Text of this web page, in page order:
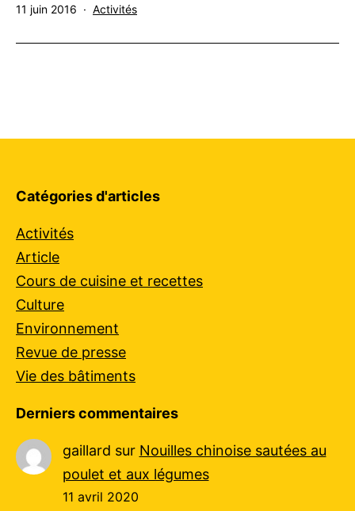
Publié
11 juin 2016
Catégorisé
Activités
Catégories d'articles
Activités
Article
Cours de cuisine et recettes
Culture
Environnement
Revue de presse
Vie des bâtiments
Derniers commentaires
gaillard sur Nouilles chinoise sautées au
poulet et aux légumes
11 avril 2020